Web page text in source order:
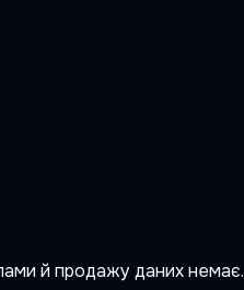
й продажу даних немає.